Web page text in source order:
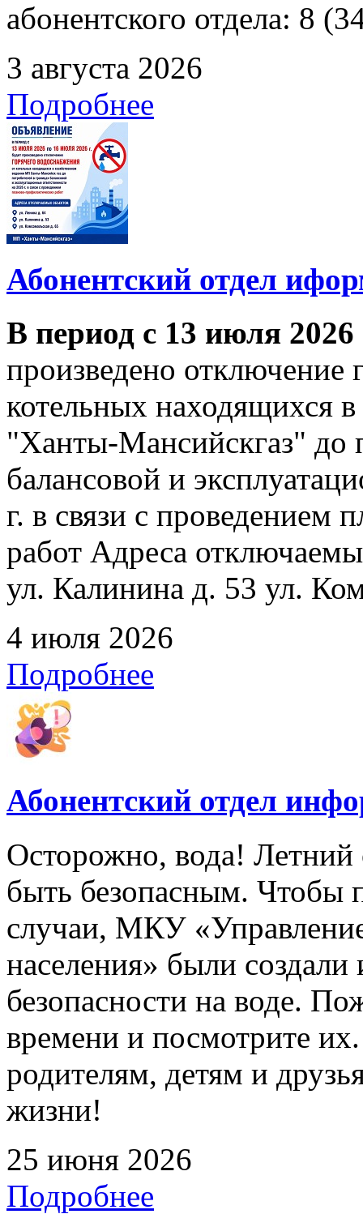
абонентского отдела: 8
3 августа 2026
Подробнее
Абонентский отдел
В период с 13 июля
произведено отключение
котельных находящихся
"Ханты-Мансийскгаз" до
балансовой и
г. в связи с проведением
работ Адреса
ул. Калинина д. 53 ул.
4 июля 2026
Подробнее
Абонентский отдел
Осторожно, вода! Летний
быть безопасным. Чтобы
случаи, МКУ
населения» были
безопасности на воде.
времени и посмотрите
родителям, детям и
жизни!
25 июня 2026
Подробнее